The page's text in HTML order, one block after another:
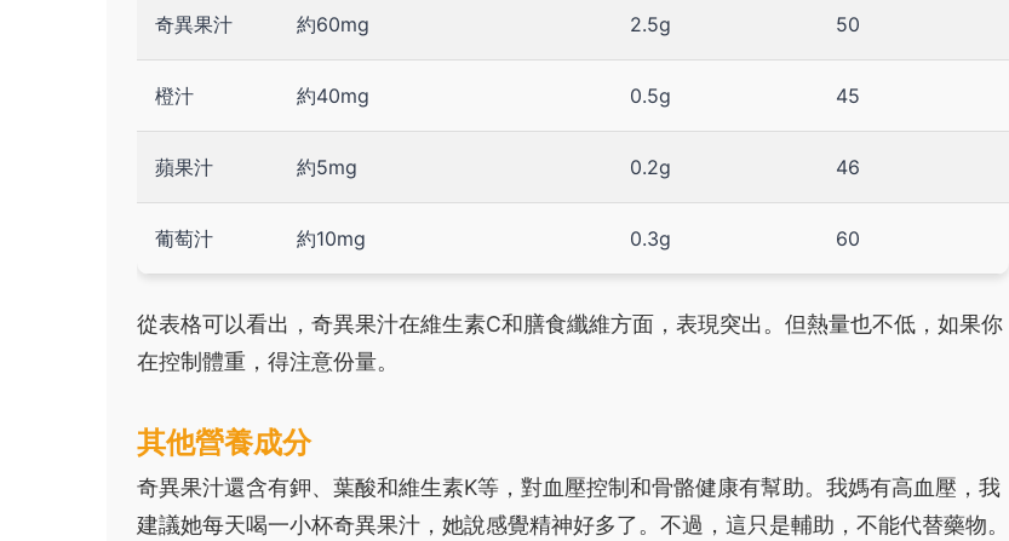
奇異果汁 約60mg 2.5g 50
橙汁 約40mg 0.5g 45
蘋果汁 約5mg 0.2g 46
葡萄汁 約10mg 0.3g 60
從表格可以看出，奇異果汁在維生素C和膳食纖維方面，表現突出。但熱量也不低，如果你
在控制體重，得注意份量。
其他營養成分
奇異果汁還含有鉀、葉酸和維生素K等，對血壓控制和骨骼健康有幫助。我媽有高血壓，我
建議她每天喝一小杯奇異果汁，她說感覺精神好多了。不過，這只是輔助，不能代替藥物。